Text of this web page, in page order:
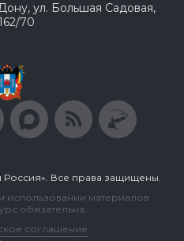
ул. Большая Садовая,
70
Россия». Все права защищены.
использовании материалов
обязательна.
соглашение